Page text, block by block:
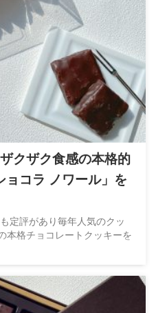
クザク食感の本格的
ョコラ ノワール」を
定評があり毎年人気のクッ
本格チョコレートクッキーを